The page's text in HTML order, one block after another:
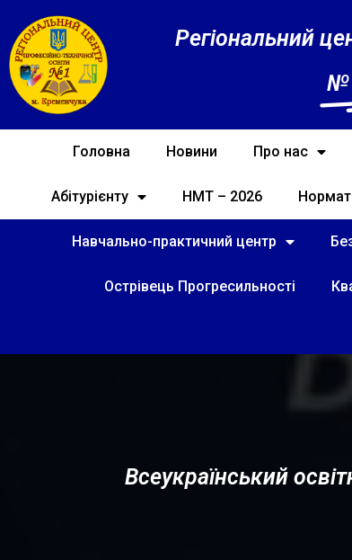
Регіональний
№
Головна Новини Про нас
Абітурієнту НМТ – 2026
Навчально-практичний центр
Острівець Прогресильності
Всеукраїнський